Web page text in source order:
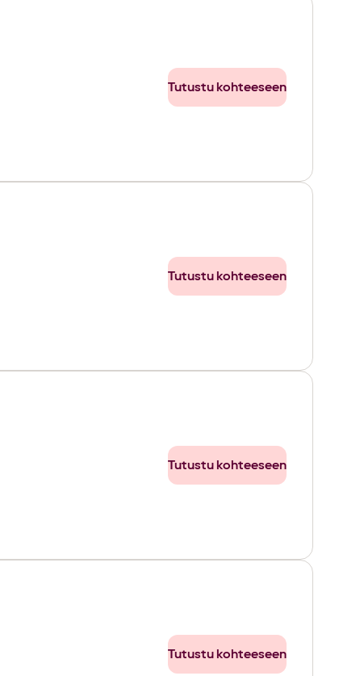
Tutustu kohteeseen
Tutustu kohteeseen
Tutustu kohteeseen
Tutustu kohteeseen